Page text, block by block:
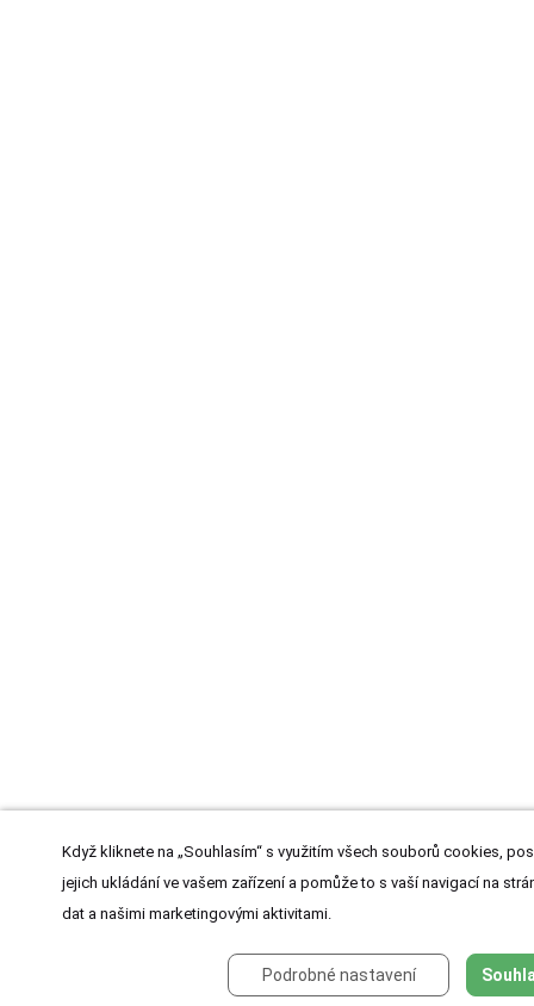
Když kliknete na „Souhlasím“ s využitím všech souborů cookies,
jejich ukládání ve vašem zařízení a pomůže to s vaší navigací na
dat a našimi marketingovými aktivitami.
Podrobné nastavení